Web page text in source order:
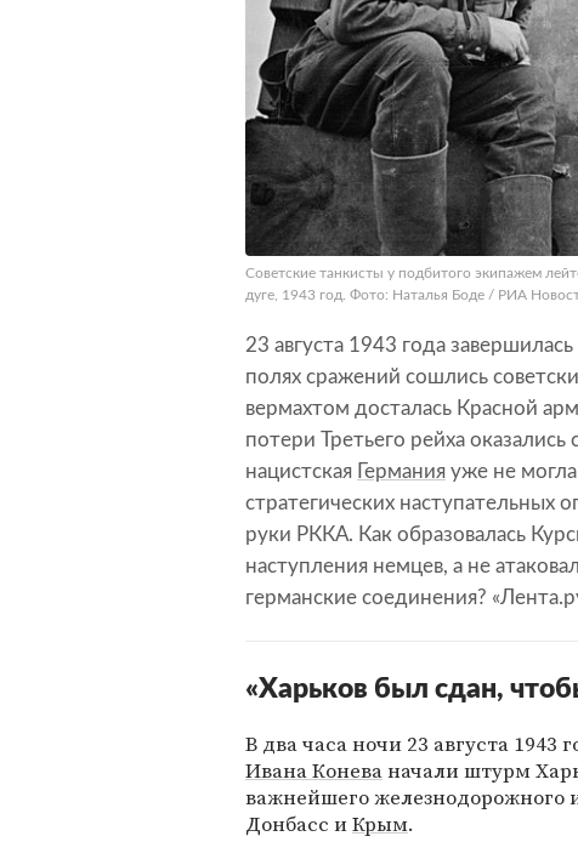
Советские танкисты у подбитого экипажем
дуге, 1943 год. Фото: Наталья Боде / РИА
23 августа 1943 года
полях сражений сошлись
вермахтом досталась Красной
потери Третьего рейха
нацистская Германия уже не
стратегических наступательных
руки РККА. Как образовалась
наступления немцев, а не
германские соединения?
«Харьков был сдан,
В два часа ночи 23 августа 1943
Ивана Коневаначали штурм
важнейшего железнодорожного
Донбасс иКрым.